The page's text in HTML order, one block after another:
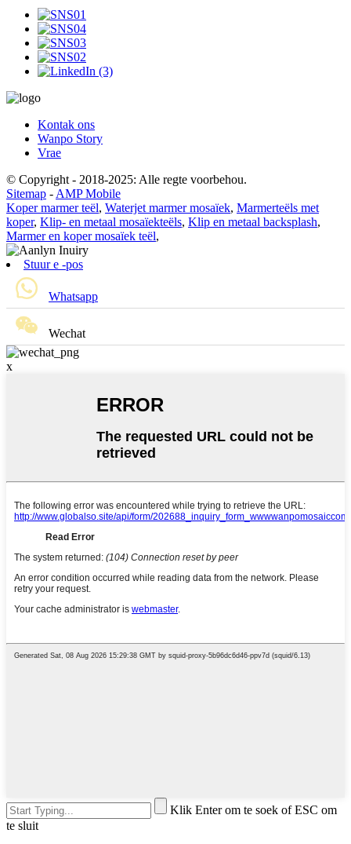
Kontak ons
Wanpo Story
Vrae
© Copyright - 2018-2025: Alle regte voorbehou.
Sitemap - AMP Mobile
Koper marmer teël, Waterjet marmer mosaïek, Marmerteëls met
koper, Klip- en metaal mosaïekteëls, Klip en metaal backsplash,
Marmer en koper mosaïek teël,
Stuur e -pos
Whatsapp
Wechat
x
Klik Enter om te soek of ESC om
te sluit